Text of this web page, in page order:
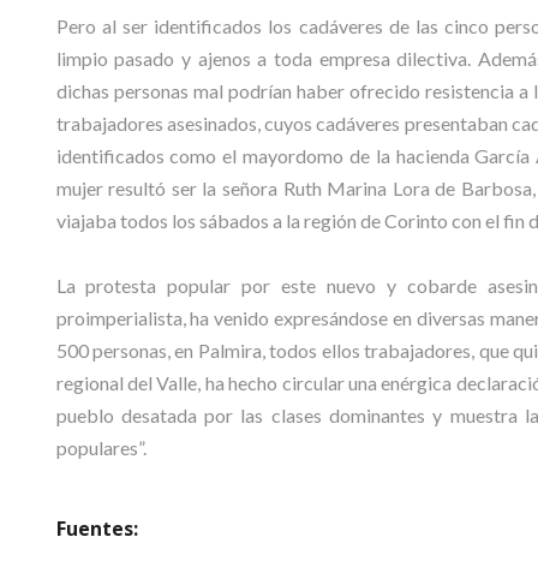
Pero al ser identificados los cadáveres de las cinco
limpio pasado y ajenos a toda empresa dilectiva.
dichas personas mal podrían haber ofrecido resistencia
trabajadores asesinados, cuyos cadáveres presentaban
identificados como el mayordomo de la hacienda
mujer resultó ser la señora Ruth Marina Lora de
viajaba todos los sábados a la región de Corinto con el fin
La protesta popular por este nuevo y cobarde
proimperialista, ha venido expresándose en diversas
500 personas, en Palmira, todos ellos trabajadores, que
regional del Valle, ha hecho circular una enérgica
pueblo desatada por las clases dominantes y muestra
populares”.
Fuentes: